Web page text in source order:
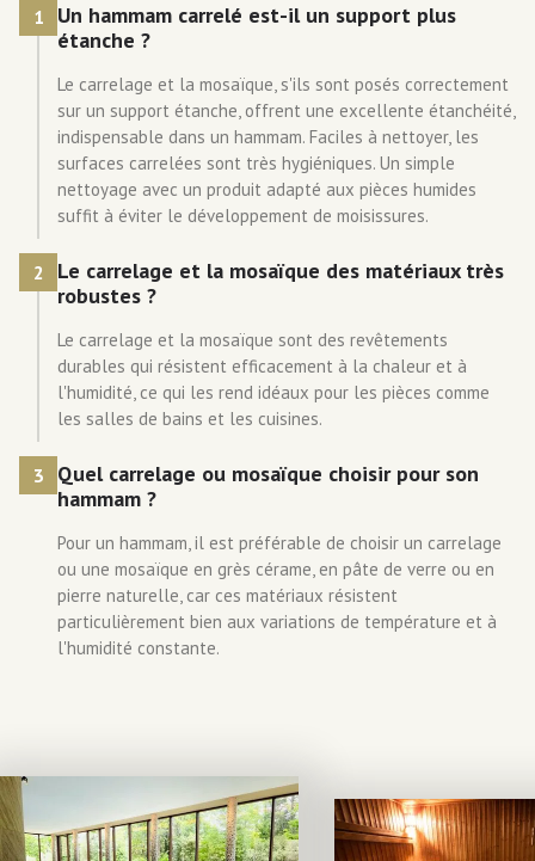
1
Un hammam carrelé est-il un support plus
étanche ?
Le carrelage et la mosaïque, s'ils sont posés correctement
sur un support étanche, offrent une excellente étanchéité,
indispensable dans un hammam. Faciles à nettoyer, les
surfaces carrelées sont très hygiéniques. Un simple
nettoyage avec un produit adapté aux pièces humides
suffit à éviter le développement de moisissures.
2
Le carrelage et la mosaïque des matériaux très
robustes ?
Le carrelage et la mosaïque sont des revêtements
durables qui résistent efficacement à la chaleur et à
l'humidité, ce qui les rend idéaux pour les pièces comme
les salles de bains et les cuisines.
3
Quel carrelage ou mosaïque choisir pour son
hammam ?
Pour un hammam, il est préférable de choisir un carrelage
ou une mosaïque en grès cérame, en pâte de verre ou en
pierre naturelle, car ces matériaux résistent
particulièrement bien aux variations de température et à
l'humidité constante.